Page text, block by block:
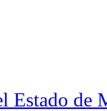
Estado de